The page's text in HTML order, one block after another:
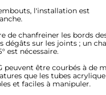
l'installation est
de chanfreiner les bords
dégâts sur les joints ; un
est nécessaire.
peuvent être courbés à de
que les tubes
et faciles à manipuler.